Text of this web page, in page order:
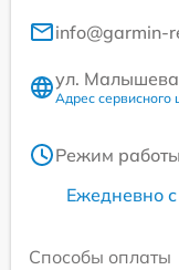
info@garmin-
ул.
Адрес сервисного
Режим
Ежедневно
Способы оплаты